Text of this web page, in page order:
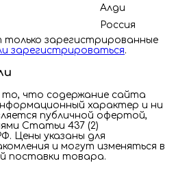
Алди
зарегистрированные
зарегистрироваться.
что содержание сайта
характер и ни
публичной офертой,
Статьи 437 (2)
Цены указаны для
и могут изменяться в
поставки товара.